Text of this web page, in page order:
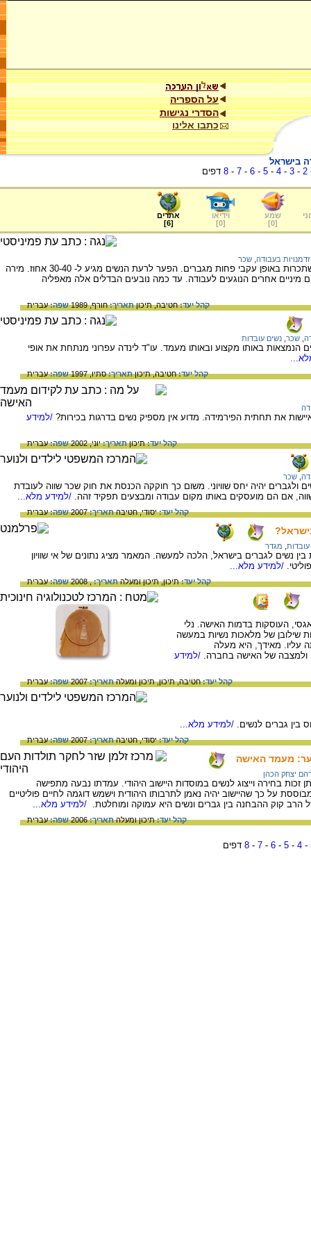
על הספריה
הסדרי נגישות
כתבו אלינו
בישראל
2
-
3
-
4
-
5
-
6
-
7
-
8 דפים
שמע
[
0
]
וידיאו
[
0
]
אתרים
[
6
]
בעבודה שכר
ממצאי המחקרים האחרונים מורים שנשים משתכרות באופן עקבי פחות מגברים. הפער לרעת הנשים מגיע ל- 30-40 אחוז. מירה
אחרים הנוגעים לעבודה. עד כמה נובעים הבדלים אלה מאפליה
קהל יעד:חטיבה,תיכוןתאריך:חורף, 1989 שפה:עברית
שכר נשים עובדות
1996, גברים מרוויחים פי 1.9 מנשים הנמצאות באותו מקצוע ובאותו מעמד. עו"ד לינדה עפרוני מנתחת את אופי
קהל יעד:חטיבה,תיכוןתאריך:סתיו, 1997 שפה:עברית
את תחתית הפירמידה. מדוע אין מספיק נשים בדרגות בכירות? /למידע
קהל יעד:תיכוןתאריך:יוני, 2002 שפה:עברית
שכר
ולגברים יהיה יחס שוויוני. משום כך חוקקה הכנסת את חוק שכר שווה לעובדת
אם הם מועסקים באותו מקום עבודה ומבצעים תפקיד זהה. /למידע מלא...
קהל יעד:יסודי,חטיבהתאריך:2007 שפה:עברית
מגדר
בין נשים לגברים בישראל, הלכה למעשה. המאמר מציג נתונים של אי שוויון
/למידע מלא...
קהל יעד:תיכון,תיכון ומעלהתאריך:, 2008 שפה:עברית
העוסקות בדמות האישה. נלי
שילובן של מלאכות נשיות במעשה
עליו. מאידך, היא מעלה
ולמצבה של האישה בחברה. /למידע
קהל יעד:חטיבה,תיכון,תיכון ומעלהתאריך:2007 שפה:עברית
בין גברים לנשים. /למידע מלא...
קהל יעד:יסודי,חטיבהתאריך:2007 שפה:עברית
מעמד האישה
יצחק הכהן
בחירה וייצוג לנשים במוסדות היישוב היהודי. עמדתו נבעה מתפישה
על כך שהיישוב יהיה נאמן לתרבותו היהודית וישמש דוגמה לחיים פוליטיים
קוק ההבחנה בין גברים ונשים היא עמוקה ומוחלטת.
/למידע מלא...
קהל יעד:תיכון ומעלהתאריך:2006 שפה:עברית
-
4
-
5
-
6
-
7
-
8 דפים